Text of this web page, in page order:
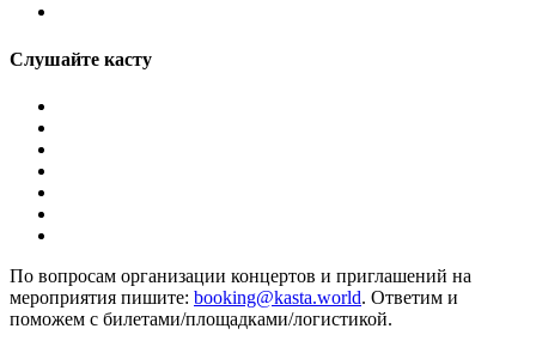
Слушайте касту
По вопросам организации концертов и приглашений на
мероприятия пишите: booking@kasta.world. Ответим и
поможем с билетами/площадками/логистикой.